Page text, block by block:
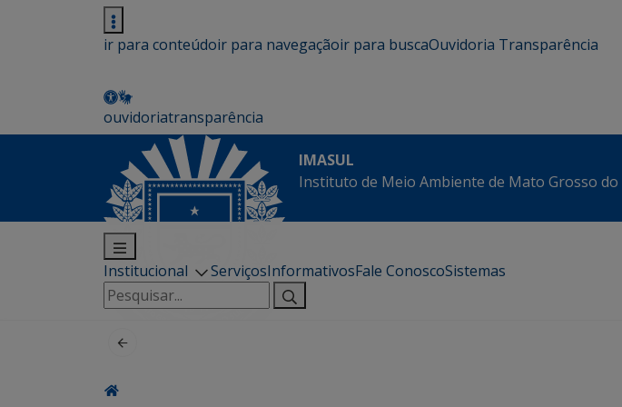
ir para conteúdoir para navegaçãoir para buscaOuvidoria Transparência
ouvidoriatransparência
IMASUL
Instituto de Meio Ambiente de Mato Grosso do
Institucional ServiçosInformativosFale ConoscoSistemas
Pesquisar
por: